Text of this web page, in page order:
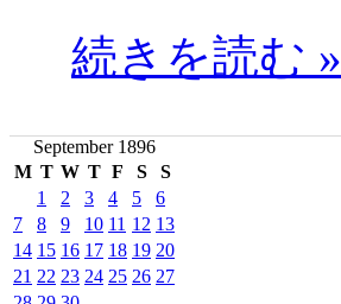
続きを読む »
September 1896
M T W T F S S
1 2 3 4 5
6
7
8 9 10 11 12 13
14 15 16 17 18 19 20
21 22 23 24 25 26 27